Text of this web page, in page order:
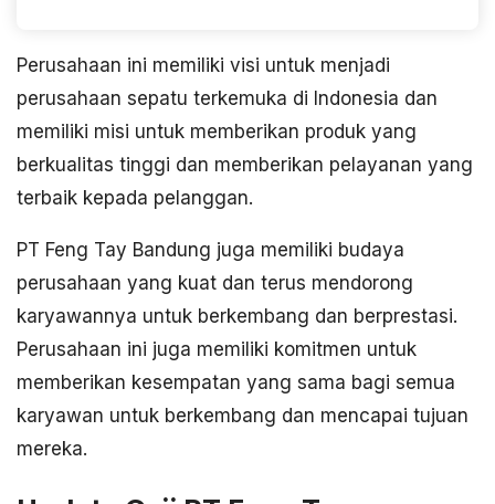
Perusahaan ini memiliki visi untuk menjadi
perusahaan sepatu terkemuka di Indonesia dan
memiliki misi untuk memberikan produk yang
berkualitas tinggi dan memberikan pelayanan yang
terbaik kepada pelanggan.
PT Feng Tay Bandung juga memiliki budaya
perusahaan yang kuat dan terus mendorong
karyawannya untuk berkembang dan berprestasi.
Perusahaan ini juga memiliki komitmen untuk
memberikan kesempatan yang sama bagi semua
karyawan untuk berkembang dan mencapai tujuan
mereka.